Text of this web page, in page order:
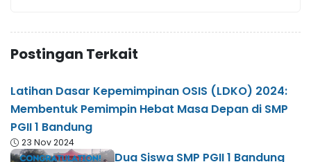
Postingan Terkait
Latihan Dasar Kepemimpinan OSIS (LDKO) 2024:
Membentuk Pemimpin Hebat Masa Depan di SMP
PGII 1 Bandung
23 Nov 2024
Dua Siswa SMP PGII 1 Bandung